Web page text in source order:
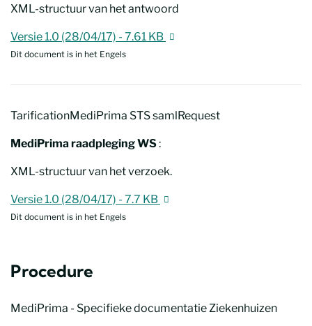
XML-structuur van het antwoord
TarificationMediPrima STS samlResponse
Versie 1.0 (28/04/17) - 7.61 KB Nieuw venster
Dit document is in het Engels
TarificationMediPrima STS samlRequest
MediPrima raadpleging WS:
XML-structuur van het verzoek.
TarificationMediPrima STS samlRequest
Versie 1.0 (28/04/17) - 7.7 KB Nieuw venster
Dit document is in het Engels
Procedure
MediPrima - Specifieke documentatie Ziekenhuizen